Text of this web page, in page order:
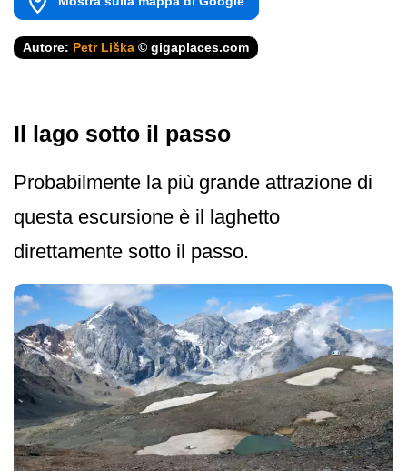
Autore: Petr Liška © gigaplaces.com
Il lago sotto il passo
Probabilmente la più grande attrazione di
questa escursione è il laghetto
direttamente sotto il passo.